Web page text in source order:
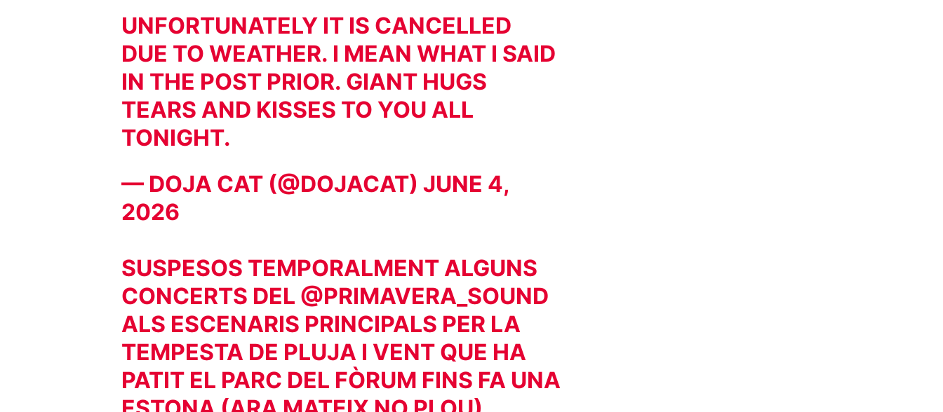
UNFORTUNATELY IT IS CANCELLED
DUE TO WEATHER. I MEAN WHAT I SAID
IN THE POST PRIOR. GIANT HUGS
TEARS AND KISSES TO YOU ALL
TONIGHT.
— DOJA CAT (@DOJACAT) JUNE 4,
2026
SUSPESOS TEMPORALMENT ALGUNS
CONCERTS DEL @PRIMAVERA_SOUND
ALS ESCENARIS PRINCIPALS PER LA
TEMPESTA DE PLUJA I VENT QUE HA
PATIT EL PARC DEL FÒRUM FINS FA UNA